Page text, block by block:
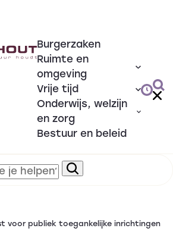
Burgerzaken
Ruimte en
omgeving
Vrije tijd
Onderwijs, welzijn
en zorg
Bestuur en beleid
voor publiek toegankelijke inrichtingen